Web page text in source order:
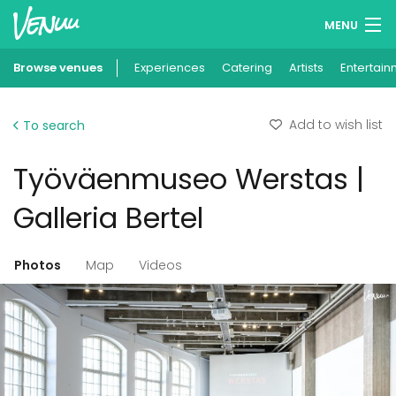
MENU
Wish lists
Add your venue
Browse venues Experiences Catering Artists
To search Add to wish list
Työväenmuseo Werstas |
Galleria Bertel
Photos Map Videos